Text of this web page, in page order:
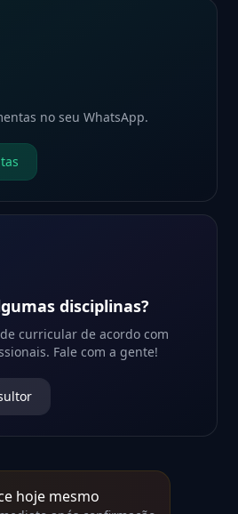
no seu WhatsApp.
disciplinas?
curricular de acordo com
Fale com a gente!
hoje mesmo